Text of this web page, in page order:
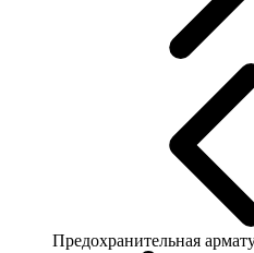
Предохранительная